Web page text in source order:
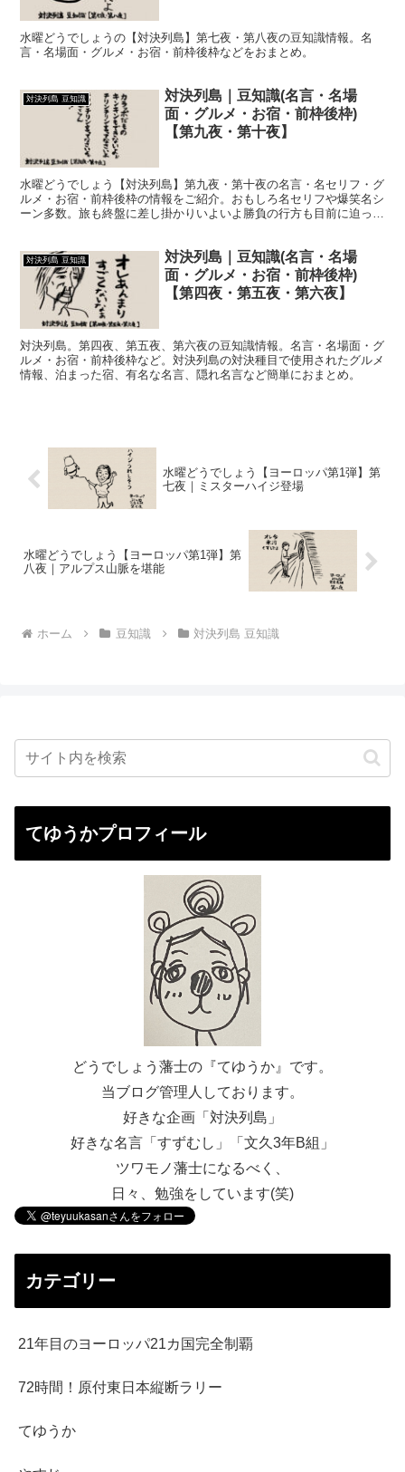
水曜どうでしょうの【対決列島】第七夜・第八夜の豆知識情報。名
言・名場面・グルメ・お宿・前枠後枠などをおまとめ。
対決列島 豆知識
対決列島｜豆知識(名言・名場
面・グルメ・お宿・前枠後枠)
【第九夜・第十夜】
水曜どうでしょう【対決列島】第九夜・第十夜の名言・名セリフ・グ
ルメ・お宿・前枠後枠の情報をご紹介。おもしろ名セリフや爆笑名シ
ーン多数。旅も終盤に差し掛かりいよいよ勝負の行方も目前に迫った
対決列島 豆知識
対決列島｜豆知識(名言・名場
面・グルメ・お宿・前枠後枠)
【第四夜・第五夜・第六夜】
対決列島。第四夜、第五夜、第六夜の豆知識情報。名言・名場面・グ
ルメ・お宿・前枠後枠など。対決列島の対決種目で使用されたグルメ
情報、泊まった宿、有名な名言、隠れ名言など簡単におまとめ。
水曜どうでしょう【ヨーロッパ第1弾】第
七夜｜ミスターハイジ登場
水曜どうでしょう【ヨーロッパ第1弾】第
八夜｜アルプス山脈を堪能
ホーム 豆知識 対決列島 豆知識
てゆうかプロフィール
どうでしょう藩士の『てゆうか』です。
当ブログ管理人しております。
好きな企画「対決列島」
好きな名言「すずむし」「文久3年B組」
ツワモノ藩士になるべく、
日々、勉強をしています(笑)
カテゴリー
21年目のヨーロッパ21カ国完全制覇
72時間！原付東日本縦断ラリー
てゆうか